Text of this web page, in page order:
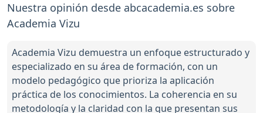
Nuestra opinión desde abcacademia.es sobre
Academia Vizu
Academia Vizu demuestra un enfoque estructurado y
especializado en su área de formación, con un
modelo pedagógico que prioriza la aplicación
práctica de los conocimientos. La coherencia en su
metodología y la claridad con la que presentan sus